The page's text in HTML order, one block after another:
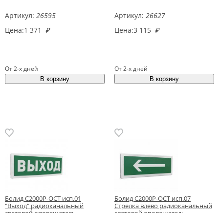
Артикул: 26595
Цена:1 371 ₽
От 2-х дней
Артикул: 26627
Цена:3 115 ₽
От 2-х дней
Болид С2000Р-ОСТ исп.01
"Выход" радиоканальный
Болид С2000Р-ОСТ исп.07
Стрелка влево радиоканальный